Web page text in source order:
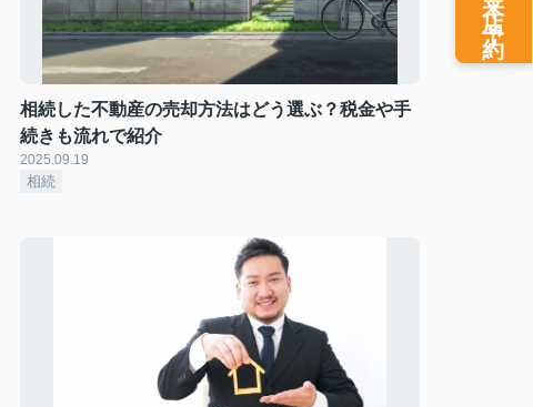
相続した不動産の売却方法はどう選ぶ？税金や手
続きも流れで紹介
2025.09.19
相続